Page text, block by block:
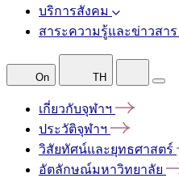
บริการสังคม
สาระความรู้และข่าวสาร
On TH
เกี่ยวกับจุฬาฯ
ประวัติจุฬาฯ
วิสัยทัศน์และยุทธศาสตร์
อัตลักษณ์มหาวิทยาลัย